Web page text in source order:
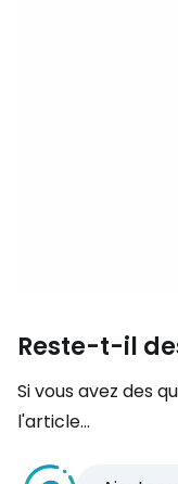
Reste-t-il
Si vous avez des
l'article...